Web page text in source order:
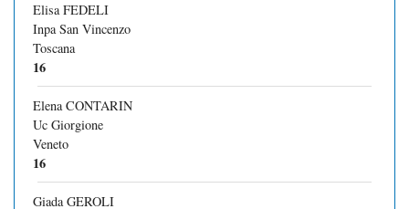
Elisa FEDELI
Inpa San Vincenzo
Toscana
16
Elena CONTARIN
Uc Giorgione
Veneto
16
Giada GEROLI